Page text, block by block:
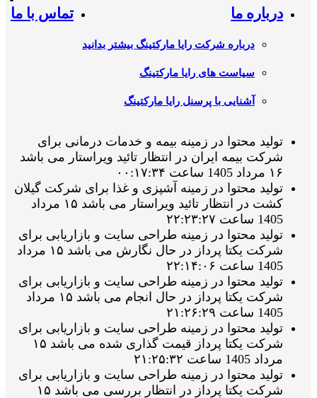
درباره ما
درباره شرکت رایا مارکتینگ بیشتر بدانید
سیاست های رایا مارکتینگ
آشنایی با پرسنل رایا مارکتینگ
تماس با ما
تولید محتوا در زمینه بیمه و خدمات درمانی برای
شرکت بیمه ایران در انتظار تائید ویراستار می باشد
۱۶ مرداد 1405 ساعت ۰۰:۱۷:۳۴
تولید محتوا در زمینه آشپزی و غذا برای شرکت گیلان
کشت در انتظار تائید ویراستار می باشد ۱۵ مرداد
1405 ساعت ۲۲:۲۳:۲۷
تولید محتوا در زمینه طراحی سایت و بازاریابی برای
شرکت یکتا پرداز در حال نگارش می باشد ۱۵ مرداد
1405 ساعت ۲۲:۱۴:۰۶
تولید محتوا در زمینه طراحی سایت و بازاریابی برای
شرکت یکتا پرداز در حال انجام می باشد ۱۵ مرداد
1405 ساعت ۲۱:۲۶:۲۹
تولید محتوا در زمینه طراحی سایت و بازاریابی برای
شرکت یکتا پرداز قیمت گذاری شده می باشد ۱۵
مرداد 1405 ساعت ۲۱:۲۵:۳۲
تولید محتوا در زمینه طراحی سایت و بازاریابی برای
شرکت یکتا پرداز در انتظار بررسی می باشد ۱۵